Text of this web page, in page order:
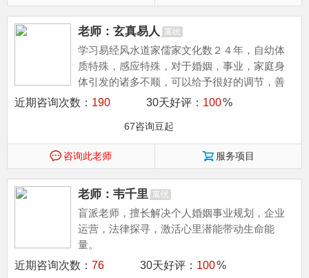
老师：玄真易人
学习易经风水道家儒家文化数２４年，自幼体
质特殊，感应特殊，对于婚姻，事业，家庭身
体引发的诸多不顺，可以给予很好的调节，善
于玄空，八宅，连山，归藏，奇门风水，博采...
近期咨询次数： 190 30天好评： 100%
67咨询豆起
咨询此老师 服务项目
老师：韦千里
盲派老师，擅长解决个人婚姻事业规划，企业
运营，法律探寻，激活心里潜能带动生命能
量。
近期咨询次数： 76 30天好评： 100%